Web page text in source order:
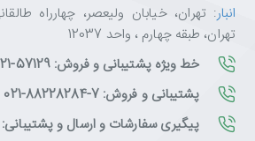
انبار: تهران، خیابان ولیعصر، چهارراه
تهران، طبقه چهارم ، واحد 12037
خط ویژه پشتیبانی و فروش: 57129-021
پشتیبانی و فروش: 7-88228284-021
پیگیری سفارشات و ارسال و پشتیبانی: 09121759502